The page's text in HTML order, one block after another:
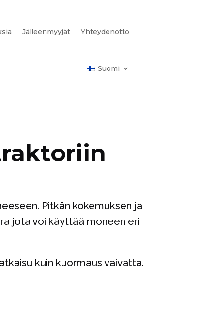
Jälleenmyyjät Yhteydenotto
Suomi
Pitkän kokemuksen ja
jota voi käyttää moneen eri
kuin kuormaus vaivatta.